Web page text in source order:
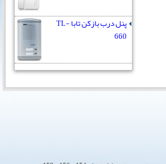
پنل درب بازکن تابا TL-
660